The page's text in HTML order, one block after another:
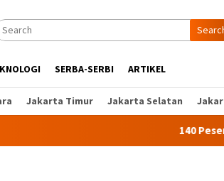
SERBA-SERBI ARTIKEL
Jakarta Timur Jakarta Selatan
140 Peserta Ikut